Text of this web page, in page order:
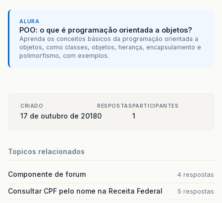
ALURA
POO: o que é programação orientada a objetos?
Aprenda os conceitos básicos da programação orientada a
objetos, como classes, objetos, herança, encapsulamento e
polimorfismo, com exemplos.
CRIADO
17 de outubro de 2018
RESPOSTAS
0
PARTICIPANTES
1
Topicos relacionados
Componente de forum 4 respostas
Consultar CPF pelo nome na Receita Federal 5 respostas